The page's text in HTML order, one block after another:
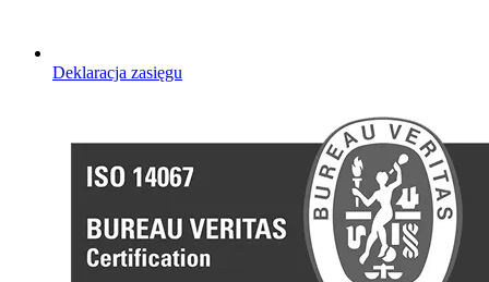
Deklaracja zasięgu